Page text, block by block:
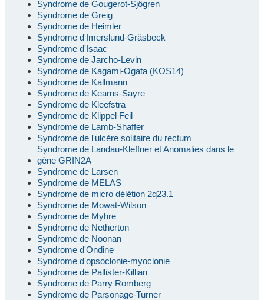
Syndrome de Gougerot-Sjögren
Syndrome de Greig
Syndrome de Heimler
Syndrome d'Imerslund-Gräsbeck
Syndrome d'Isaac
Syndrome de Jarcho-Levin
Syndrome de Kagami-Ogata (KOS14)
Syndrome de Kallmann
Syndrome de Kearns-Sayre
Syndrome de Kleefstra
Syndrome de Klippel Feil
Syndrome de Lamb-Shaffer
Syndrome de l'ulcère solitaire du rectum
Syndrome de Landau-Kleffner et Anomalies dans le
gène GRIN2A
Syndrome de Larsen
Syndrome de MELAS
Syndrome de micro délétion 2q23.1
Syndrome de Mowat-Wilson
Syndrome de Myhre
Syndrome de Netherton
Syndrome de Noonan
Syndrome d'Ondine
Syndrome d'opsoclonie-myoclonie
Syndrome de Pallister-Killian
Syndrome de Parry Romberg
Syndrome de Parsonage-Turner